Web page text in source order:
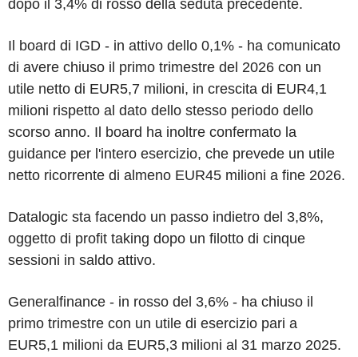
dopo il 3,4% di rosso della seduta precedente.
Il board di IGD - in attivo dello 0,1% - ha comunicato
di avere chiuso il primo trimestre del 2026 con un
utile netto di EUR5,7 milioni, in crescita di EUR4,1
milioni rispetto al dato dello stesso periodo dello
scorso anno. Il board ha inoltre confermato la
guidance per l'intero esercizio, che prevede un utile
netto ricorrente di almeno EUR45 milioni a fine 2026.
Datalogic sta facendo un passo indietro del 3,8%,
oggetto di profit taking dopo un filotto di cinque
sessioni in saldo attivo.
Generalfinance - in rosso del 3,6% - ha chiuso il
primo trimestre con un utile di esercizio pari a
EUR5,1 milioni da EUR5,3 milioni al 31 marzo 2025.